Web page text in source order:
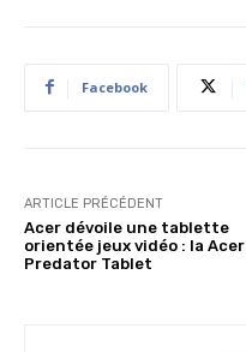
Facebook
ARTICLE PRÉCÉDENT
Acer dévoile une tablette
orientée jeux vidéo : la Acer
Predator Tablet